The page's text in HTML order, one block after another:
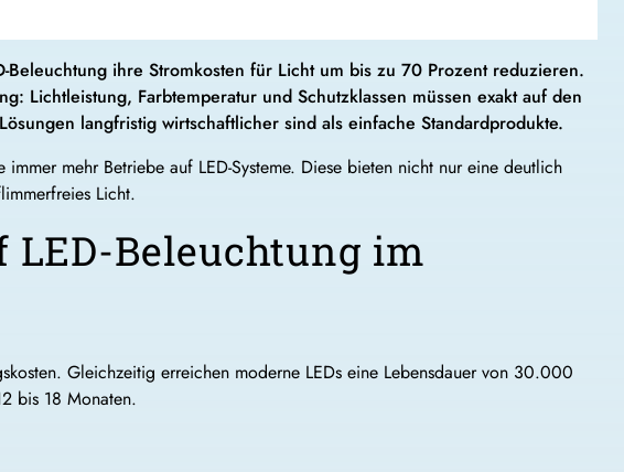
ihre Stromkosten für Licht um bis zu 70 Prozent reduzieren.
Lichtleistung, Farbtemperatur und Schutzklassen müssen exakt auf den
langfristig wirtschaftlicher sind als einfache Standardprodukte.
mehr Betriebe auf LED-Systeme. Diese bieten nicht nur eine deutlich
Licht.
Beleuchtung im
Gleichzeitig erreichen moderne LEDs eine Lebensdauer von 30.000
bis 18 Monaten.